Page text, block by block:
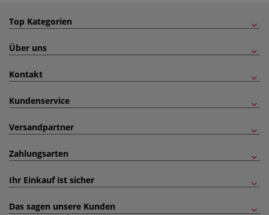
Top Kategorien
Über uns
Kontakt
Kundenservice
Versandpartner
Zahlungsarten
Ihr Einkauf ist sicher
Das sagen unsere Kunden